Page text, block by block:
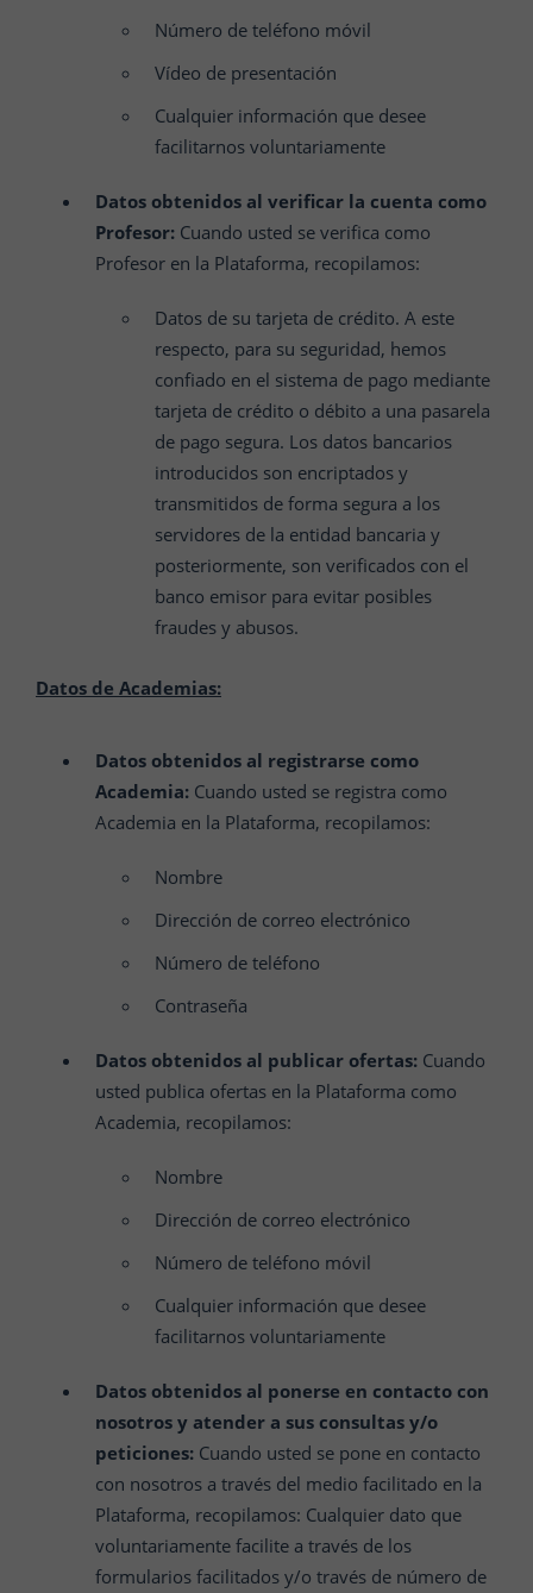
Número de teléfono móvil
Vídeo de presentación
Cualquier información que desee
facilitarnos voluntariamente
Datos obtenidos al verificar la cuenta como
Profesor: Cuando usted se verifica como
Profesor en la Plataforma, recopilamos:
Datos de su tarjeta de crédito. A este
respecto, para su seguridad, hemos
confiado en el sistema de pago mediante
tarjeta de crédito o débito a una pasarela
de pago segura. Los datos bancarios
introducidos son encriptados y
transmitidos de forma segura a los
servidores de la entidad bancaria y
posteriormente, son verificados con el
banco emisor para evitar posibles
fraudes y abusos.
Datos de Academias:
Datos obtenidos al registrarse como
Academia: Cuando usted se registra como
Academia en la Plataforma, recopilamos:
Nombre
Dirección de correo electrónico
Número de teléfono
Contraseña
Datos obtenidos al publicar ofertas: Cuando
usted publica ofertas en la Plataforma como
Academia, recopilamos:
Nombre
Dirección de correo electrónico
Número de teléfono móvil
Cualquier información que desee
facilitarnos voluntariamente
Datos obtenidos al ponerse en contacto con
nosotros y atender a sus consultas y/o
peticiones: Cuando usted se pone en contacto
con nosotros a través del medio facilitado en la
Plataforma, recopilamos: Cualquier dato que
voluntariamente facilite a través de los
formularios facilitados y/o través de número de